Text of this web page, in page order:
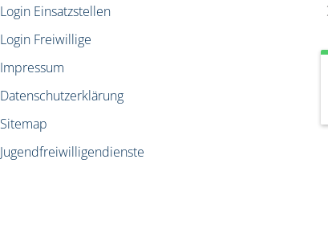
Login Einsatzstellen
Login Freiwillige
Impressum
Datenschutzerklärung
Sitemap
Jugendfreiwilligendienste